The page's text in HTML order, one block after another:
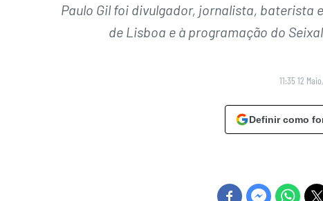
Paulo Gil foi divulgador, jornalista, baterista
de Lisboa e à programação do
11:35 12
Definir como